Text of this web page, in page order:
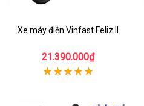
Xe máy điện Vinfast Feliz II
21.390.000₫